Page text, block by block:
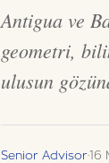
Antigua ve
geometri,
ulusun
Senior Advisor· 16